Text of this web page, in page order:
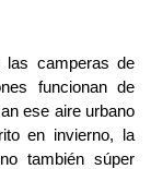
las camperas de
funcionan de
ese aire urbano
en invierno, la
también súper